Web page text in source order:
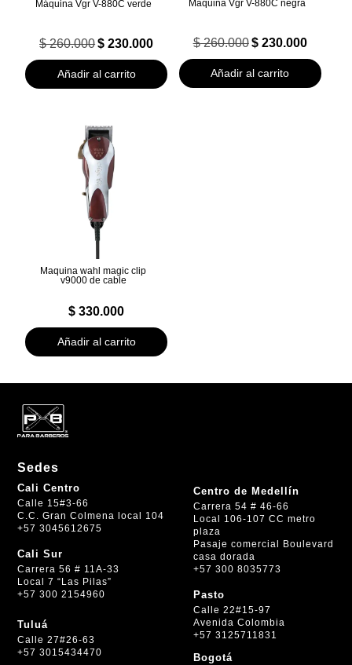
Máquina Vgr V-880C verde
$260.000 El
precio
original
era:
$ 230.000
actual
$ 230.000.
Añadir al carrito
Máquina Vgr V-880C negra
$260.000 El
precio
original
era:
$230.000El
actual
$ 230.000.
Añadir al carrito
Maquina wahl magic clip
v9000 de cable
$ 330.000
Añadir al carrito
Sedes
Cali Centro
Calle 15#3-66
C.C. Gran Colmena local 104
+57 3045612675
Cali Sur
Carrera 56 # 11A-33
Local 7 “Las Pilas”
+57 300 2154960
Tuluá
Calle 27#26-63
+57 3015434470
Centro de Medellín
Carrera 54 # 46-66
Local 106-107 CC metro
plaza
Pasaje comercial Boulevard
casa dorada
+57 300 8035773
Pasto
Calle 22#15-97
Avenida Colombia
+57 3125711831
Bogotá